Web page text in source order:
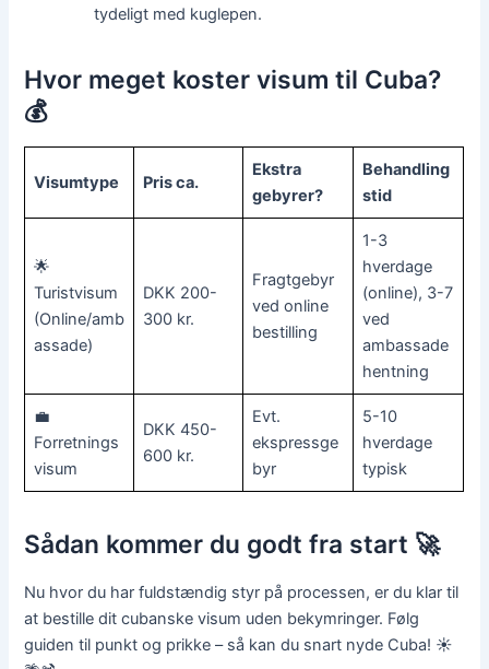
tydeligt med kuglepen.
Hvor meget koster visum til Cuba?
💰
Visumtype Pris ca.
Ekstra
gebyrer?
Behandling
stid
🌟
Turistvisum
(Online/amb
assade)
DKK 200-
300 kr.
Fragtgebyr
ved online
bestilling
1-3
hverdage
(online), 3-7
ved
ambassade
hentning
💼
Forretnings
visum
DKK 450-
600 kr.
Evt.
ekspressge
byr
5-10
hverdage
typisk
Sådan kommer du godt fra start 🚀
Nu hvor du har fuldstændig styr på processen, er du klar til
at bestille dit cubanske visum uden bekymringer. Følg
guiden til punkt og prikke – så kan du snart nyde Cuba! ☀️